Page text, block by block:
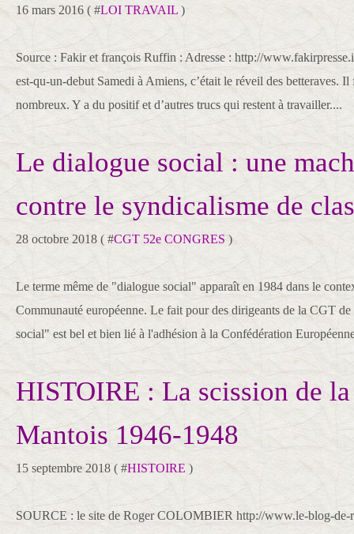
16 mars 2016 ( #LOI TRAVAIL )
Source : Fakir et françois Ruffin : Adresse : http://
est-qu-un-debut Samedi à Amiens, c’était le réveil des betteraves. Il
nombreux. Y a du positif et d’autres trucs qui restent à travailler....
Le dialogue social : une
contre le syndicalisme de
28 octobre 2018 ( #CGT 52e CONGRES )
Le terme même de "dialogue social" apparaît en 1984 dans le
Communauté européenne. Le fait pour des dirigeants de la CGT
social" est bel et bien lié à l'adhésion à la Confédération
HISTOIRE : La scission de
Mantois 1946-1948
15 septembre 2018 ( #HISTOIRE )
SOURCE : le site de Roger COLOMBIER http://www.le-blog-de-